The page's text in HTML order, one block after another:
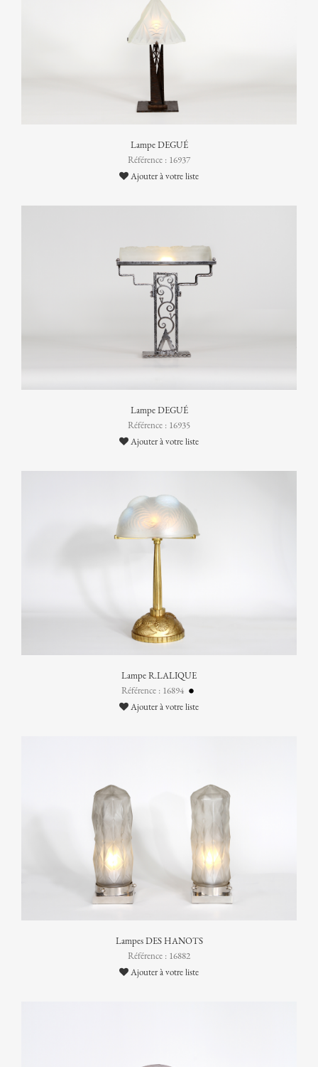
Lampe DEGUÉ
Référence : 16937
Ajouter à votre liste
Lampe DEGUÉ
Référence : 16935
Ajouter à votre liste
Lampe R.LALIQUE
Référence : 16894
Ajouter à votre liste
Lampes DES HANOTS
Référence : 16882
Ajouter à votre liste